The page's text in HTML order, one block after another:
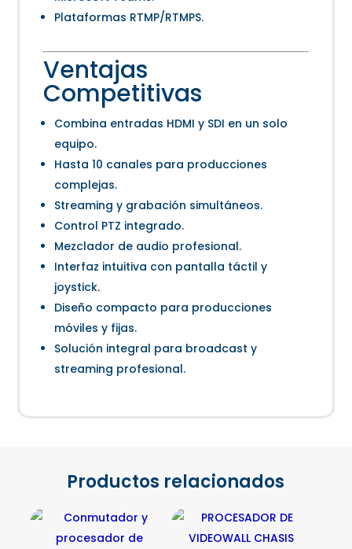
Plataformas RTMP/RTMPS.
Ventajas
Competitivas
Combina entradas HDMI y SDI en un solo
equipo.
Hasta 10 canales para producciones
complejas.
Streaming y grabación simultáneos.
Control PTZ integrado.
Mezclador de audio profesional.
Interfaz intuitiva con pantalla táctil y
joystick.
Diseño compacto para producciones
móviles y fijas.
Solución integral para broadcast y
streaming profesional.
Productos relacionados